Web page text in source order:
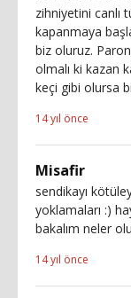
zihniyetini canlı
kapanmaya
biz oluruz.
olmalı ki kazan
keçi gibi olursa
14 yıl önce
Misafir
sendikayı
yoklamaları :)
bakalım neler
14 yıl önce